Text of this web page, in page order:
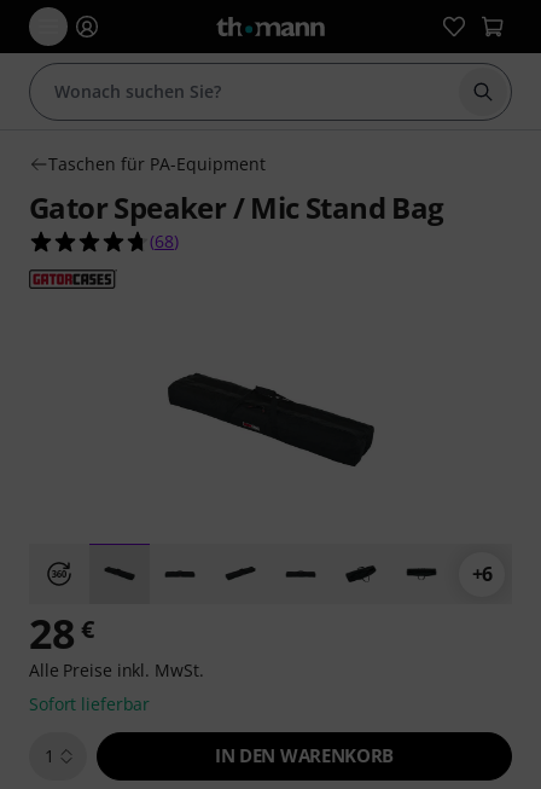
Suche
Taschen für PA-Equipment
Gator Speaker / Mic Stand Bag
4.7 von 5 Sternen aus 68 Kundenbewertungen
(68)
+6
28 €
Alle Preise inkl. MwSt.
Sofort lieferbar
1 IN DEN WARENKORB